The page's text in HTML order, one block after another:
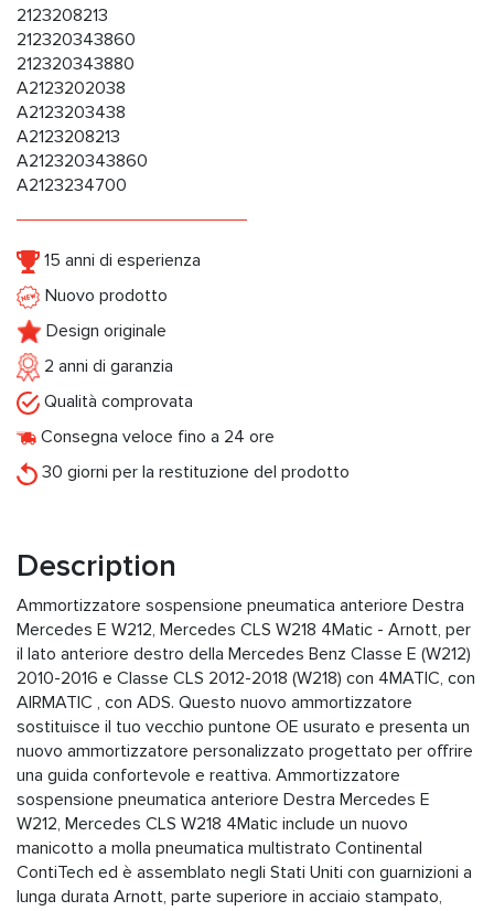
2123208213
212320343860
212320343880
A2123202038
A2123203438
A2123208213
A212320343860
A2123234700
15 anni di esperienza
Nuovo prodotto
Design originale
2 anni di garanzia
Qualità comprovata
Consegna veloce fino a 24 ore
30 giorni per la restituzione del prodotto
Description
Ammortizzatore sospensione pneumatica anteriore Destra
Mercedes E W212, Mercedes CLS W218 4Matic - Arnott, per
il lato anteriore destro della Mercedes Benz Classe E (W212)
2010-2016 e Classe CLS 2012-2018 (W218) con 4MATIC, con
AIRMATIC , con ADS. Questo nuovo ammortizzatore
sostituisce il tuo vecchio puntone OE usurato e presenta un
nuovo ammortizzatore personalizzato progettato per offrire
una guida confortevole e reattiva. Ammortizzatore
sospensione pneumatica anteriore Destra Mercedes E
W212, Mercedes CLS W218 4Matic include un nuovo
manicotto a molla pneumatica multistrato Continental
ContiTech ed è assemblato negli Stati Uniti con guarnizioni a
lunga durata Arnott, parte superiore in acciaio stampato,